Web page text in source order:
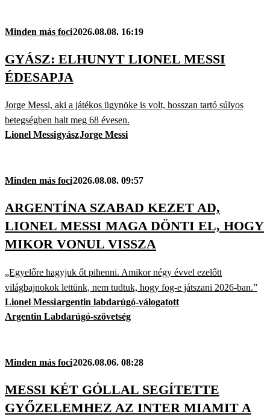
Minden más foci2026.08.08. 16:19
GYÁSZ: ELHUNYT LIONEL MESSI
ÉDESAPJA
Jorge Messi, aki a játékos ügynöke is volt, hosszan tartó súlyos
betegségben halt meg 68 évesen.
Lionel MessigyászJorge Messi
Minden más foci2026.08.08. 09:57
ARGENTÍNA SZABAD KEZET AD,
LIONEL MESSI MAGA DÖNTI EL, HOGY
MIKOR VONUL VISSZA
„Egyelőre hagyjuk őt pihenni. Amikor négy évvel ezelőtt
világbajnokok lettünk, nem tudtuk, hogy fog-e játszani 2026-ban.”
Lionel Messiargentin labdarúgó-válogatott
Argentin Labdarúgó-szövetség
Minden más foci2026.08.06. 08:28
MESSI KÉT GÓLLAL SEGÍTETTE
GYŐZELEMHEZ AZ INTER MIAMIT A